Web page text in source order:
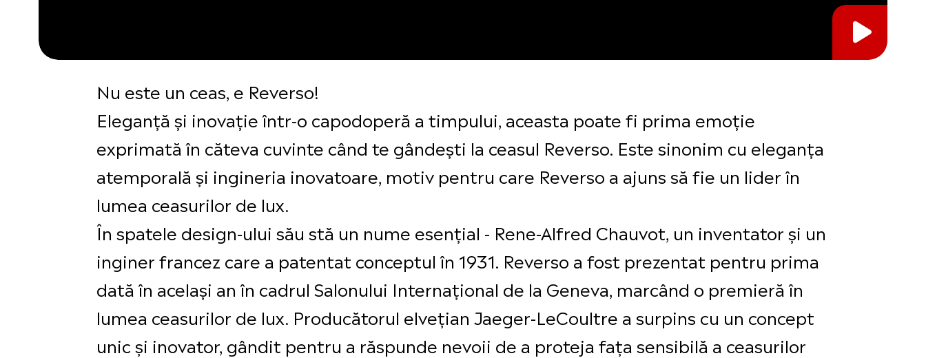
Nu este un ceas, e Reverso!
Eleganță și inovație într-o capodoperă a timpului, aceasta poate fi prima emoție
exprimată în căteva cuvinte când te gândești la ceasul Reverso. Este sinonim cu eleganța
atemporală și ingineria inovatoare, motiv pentru care Reverso a ajuns să fie un lider în
lumea ceasurilor de lux.
În spatele design-ului său stă un nume esențial - Rene-Alfred Chauvot, un inventator și un
inginer francez care a patentat conceptul în 1931. Reverso a fost prezentat pentru prima
dată în același an în cadrul Salonului Internațional de la Geneva, marcând o premieră în
lumea ceasurilor de lux. Producătorul elvețian Jaeger-LeCoultre a surpins cu un concept
unic și inovator, gândit pentru a răspunde nevoii de a proteja fața sensibilă a ceasurilor